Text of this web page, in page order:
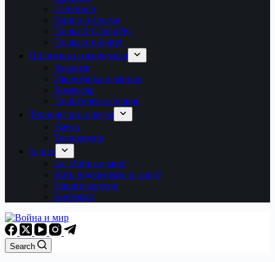
Пътеписи
Книги и филми
Подкаст СловоРед
Подкаст u-digest
Политика и икономика
Анализи
Икономика и данъци
Коментар
Политическа теория
Технологии и наука
Наука
Технологии
За нас
За „Война и мир“
Кого подкрепяме и защо?
Нашите автори
Контакти
Search